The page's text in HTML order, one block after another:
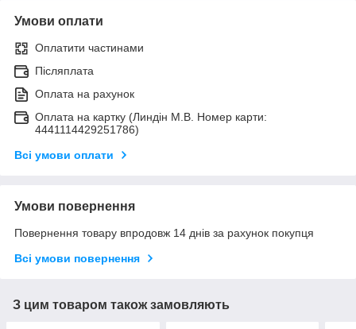
Умови оплати
Оплатити частинами
Післяплата
Оплата на рахунок
Оплата на картку (Линдін М.В. Номер карти:
4441114429251786)
Всі умови оплати
Умови повернення
Повернення товару впродовж 14 днів за рахунок покупця
Всі умови повернення
З цим товаром також замовляють